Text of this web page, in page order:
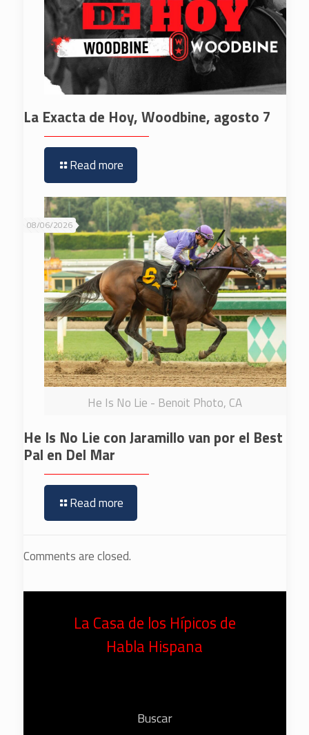
La Exacta de Hoy, Woodbine, agosto 7
Read more
He Is No Lie - Benoit Photo, CA
08/06/2026
He Is No Lie con Jaramillo van por el Best
Pal en Del Mar
Read more
Comments are closed.
La Casa de los Hípicos de
Habla Hispana
Buscar